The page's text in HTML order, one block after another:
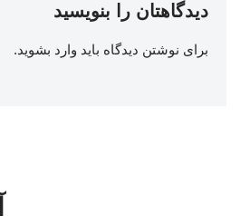
دیدگاهتان را بنویسید
برای نوشتن دیدگاه باید وارد بشوید.